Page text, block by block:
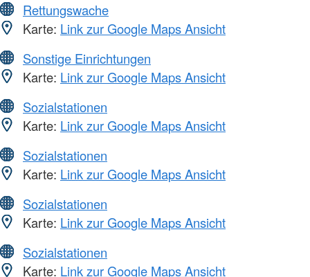
Rettungswache
Karte: Link zur Google Maps Ansicht
Sonstige Einrichtungen
Karte: Link zur Google Maps Ansicht
Sozialstationen
Karte: Link zur Google Maps Ansicht
Sozialstationen
Karte: Link zur Google Maps Ansicht
Sozialstationen
Karte: Link zur Google Maps Ansicht
Sozialstationen
Karte: Link zur Google Maps Ansicht